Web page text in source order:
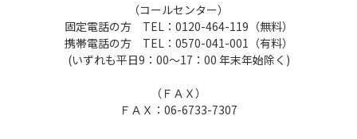
（コールセンター）
固定電話の方 TEL：0120-464-119（無料）
携帯電話の方 TEL：0570-041-001（有料）
(いずれも平日9：00～17：00 年末年始除く)
（ＦＡＸ）
ＦＡＸ：06-6733-7307